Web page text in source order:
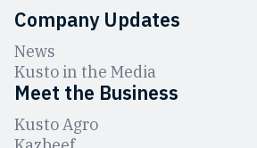
Company Updates
News
Kusto in the Media
Meet the Business
Kusto Agro